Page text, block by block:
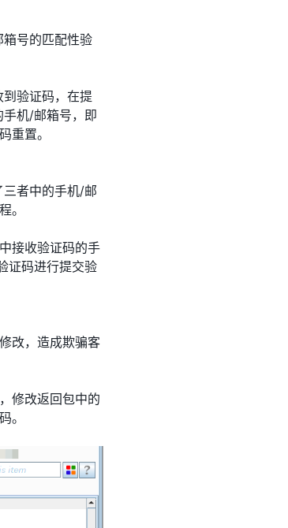
号的匹配性验
验证码，在提
机/邮箱号，即
重置。
者中的手机/邮
。
接收验证码的手
证码进行提交验
改，造成欺骗客
修改返回包中的
。